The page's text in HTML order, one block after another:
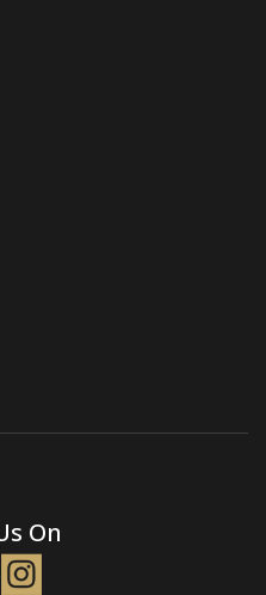
On